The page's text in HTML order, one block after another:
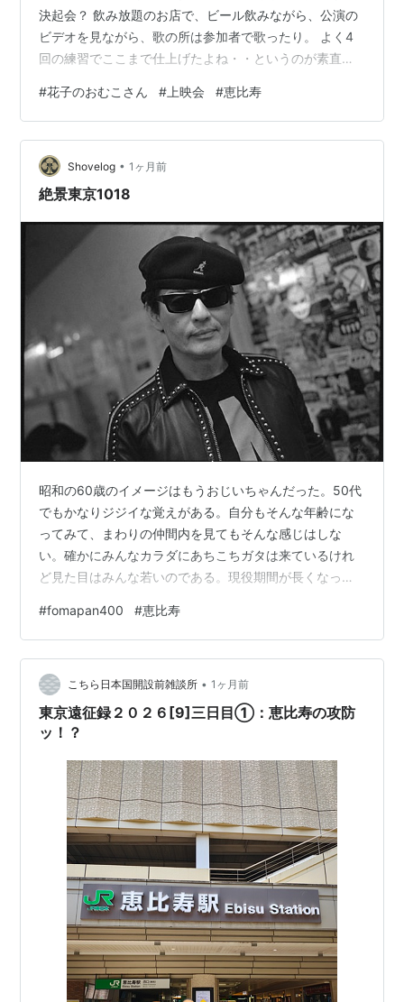
決起会？ 飲み放題のお店で、ビール飲みながら、公演の
ビデオを見ながら、歌の所は参加者で歌ったり。 よく4
回の練習でここまで仕上げたよね・・というのが素直な
何人か来れない日があったりと、全然万全ではなかった
練習。 直前に大きな地震があって、公演するかしないか
という選択まで迫られた公演。 それでも、腹をくくって
やりきったこの公演は、会場となったホテルからの眺め
もあいまって、それぞれの心にずんと深く残った忘れら
#花子のおむこさん # 上映会 #恵比寿
Shovelog • 1ヶ月前
絶景東京1018
昭和の60歳のイメージはもうおじいちゃんだった。50代
でもかなりジジイな覚えがある。自分もそんな年齢にな
ってみて、まわりの仲間内を見てもそんな感じはしな
い。確かにみんなカラダにあちこちガタは来ているけれ
ど見た目はみんな若いのである。現役期間が長くなった
匠。御年72歳。もちろん今年の写真である。
#fomapan400 #恵比寿
こちら日本国開設前雑談所 • 1ヶ月前
東京遠征録２０２６[9]三日目①：恵比寿の攻防
ッ！？